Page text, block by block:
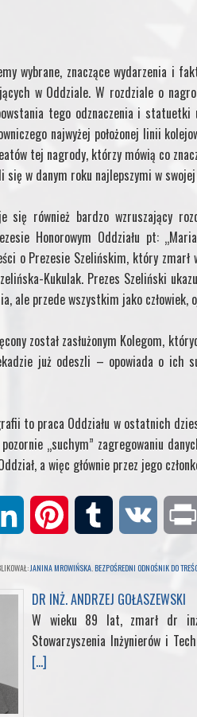
wybrane, znaczące wydarzenia i
w Oddziale. W rozdziale o
tego odznaczenia i
najwyżej położonej linii
tej nagrody, którzy mówią co
się w danym roku najlepszymi w
się również bardzo wzruszający
Honorowym Oddziału pt:
o Prezesie Szelińskim, który
Kukulak. Prezes Szeliński
ale przede wszystkim jako
został zasłużonym Kolegom,
już odeszli – opowiada o ich
to praca Oddziału w ostatnich
„suchym” zagregowaniu
a więc głównie przez jego
n
t
m
b
JANINA MROWIŃSKA.BEZPOŚREDNI ODNOŚNIK DO
DR INŻ. ANDRZEJ GOŁASZEWSKI
W wieku 89 lat, zmarł dr inż.
Stowarzyszenia Inżynierów i
[...]